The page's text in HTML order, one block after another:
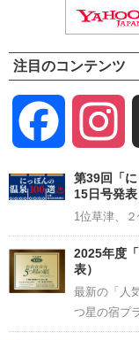
注目のコンテンツ
Facebook
第39回「
15日号発表
1位草津、
2025年度
表）
最新の「人
つ星の宿プ